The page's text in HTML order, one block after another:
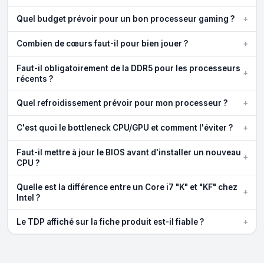
Quel budget prévoir pour un bon processeur gaming ? +
Combien de cœurs faut-il pour bien jouer ? +
Faut-il obligatoirement de la DDR5 pour les processeurs
récents ?
+
Quel refroidissement prévoir pour mon processeur ? +
C'est quoi le bottleneck CPU/GPU et comment l'éviter ? +
Faut-il mettre à jour le BIOS avant d'installer un nouveau
CPU ?
+
Quelle est la différence entre un Core i7 "K" et "KF" chez
Intel ?
+
Le TDP affiché sur la fiche produit est-il fiable ? +